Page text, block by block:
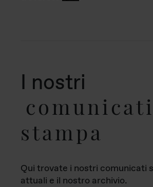
I nostri
comunicati
stampa
Qui trovate i nostri comunicati
attuali e il nostro archivio.